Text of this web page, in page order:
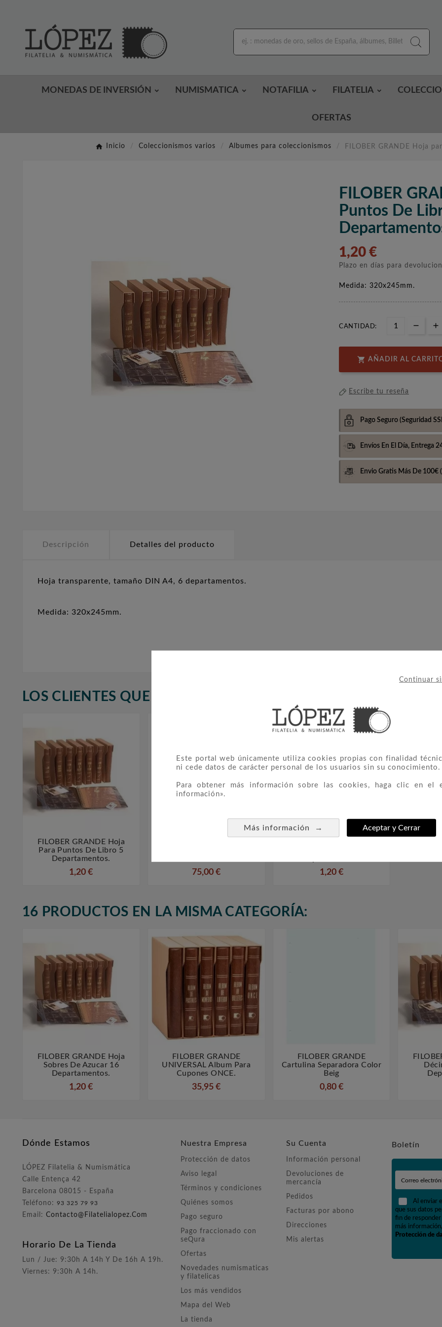
Continuar
Este portal web únicamente utiliza cookies propias con finalidad
ni cede datos de carácter personal de los usuarios sin su conocimiento.
Para obtener más información sobre las cookies, haga clic en el
información».
Más información → Aceptar y Cerrar
MONEDAS DE INVERSIÓN NUMISMATICA NOTAFILIA FILATELIA
OFERTAS
Inicio Coleccionismos varios Albumes para coleccionismos FILOBER GRANDE Hoja
FILOBER
Puntos De
1,20 €
Plazo en días para
Medida: 320x245mm.
CANTIDAD:
 AÑADIR AL
Escribe tu reseña
Pago Seguro (Seguridad
Envíos En El Día, Entrega
Envio Gratis Más De 100€
Descripción Detalles del producto
Hoja transparente, tamaño DIN A4, 6 departamentos.
Medida: 320x245mm.
LOS CLIENTES QUE ADQUIRIERON ESTE PRODUCTO
 
FILOBER GRANDE Hoja
Para Puntos De Libro 5
Departamentos.
1,20 € 75,00 € 1,20 €
16 PRODUCTOS EN LA MISMA CATEGORÍA:
 
FILOBER GRANDE Hoja
Sobres De Azucar 16
Departamentos.
1,20 €
 
FILOBER GRANDE
UNIVERSAL Album Para
Cupones ONCE.
35,95 €
 
FILOBER GRANDE
Cartulina Separadora Color
Beig
0,80 €
Dónde Estamos
LÓPEZ Filatelia & Numismática
Calle Entença 42
Barcelona 08015 - España
Teléfono: 93 325 79 93
Email: Contacto@filatelialopez.com
Horario De La Tienda
Lun / Jue: 9:30h A 14h Y De 16h A 19h.
Viernes: 9:30h A 14h.
Nuestra Empresa
Protección de datos
Aviso legal
Términos y condiciones
Quiénes somos
Pago seguro
Pago fraccionado con
seQura
Ofertas
Novedades numismaticas
y filatelicas
Los más vendidos
Mapa del Web
La tienda
Su Cuenta
Información personal
Devoluciones de
mercancía
Pedidos
Facturas por abono
Direcciones
Mis alertas
Boletín
Al enviar
que sus datos
fin de responder
más
Protección de